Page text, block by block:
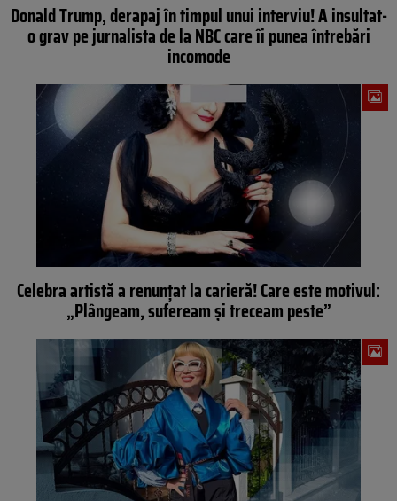
Donald Trump, derapaj în timpul unui interviu! A insultat-
o grav pe jurnalista de la NBC care îi punea întrebări
incomode
Celebra artistă a renunțat la carieră! Care este motivul:
„Plângeam, sufeream și treceam peste”